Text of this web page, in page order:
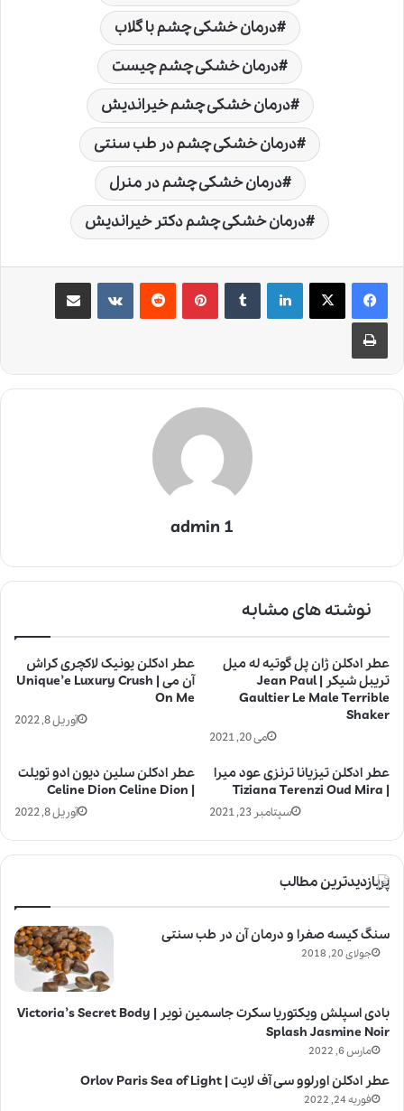
درمان خشکی چشم با گلاب
درمان خشکی چشم چیست
درمان خشکی چشم خیراندیش
درمان خشکی چشم در طب سنتی
درمان خشکی چشم در منرل
درمان خشکی چشم دکتر خیراندیش
لینکدین ‫تامبلر ‫پین‌ترست‫رددیت ‫VKontakteاشتراک گذاری از طریق ایمیل
چاپ
admin 1
نوشته های مشابه
عطر ادکلن یونیک لاکچری کراش
آن می | Unique’e Luxury Crush
On Me
آوریل 8, 2022
عطر ادکلن ژان پل گوتیه له میل
تریبل شیکر | Jean Paul
Gaultier Le Male Terrible
Shaker
می 20, 2021
عطر ادکلن سلین دیون ادو تویلت
| Celine Dion Celine Dion
آوریل 8, 2022
عطر ادکلن تیزیانا ترنزی عود میرا
| Tiziana Terenzi Oud Mira
سپتامبر 23, 2021
پربازدیدترین مطالب
سنگ کیسه صفرا و درمان آن در طب سنتی
جولای 20, 2018
بادی اسپلش ویکتوریا سکرت جاسمین نویر | Victoria’s Secret Body
Splash Jasmine Noir
مارس 6, 2022
عطر ادکلن اورلوو سی آف لایت | Orlov Paris Sea of Light
فوریه 24, 2022